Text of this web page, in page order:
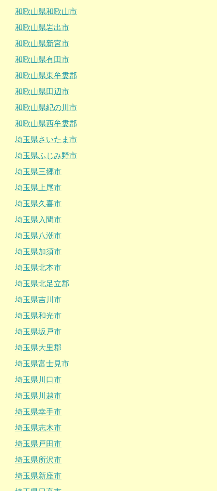
和歌山県和歌山市
和歌山県岩出市
和歌山県新宮市
和歌山県有田市
和歌山県東牟婁郡
和歌山県田辺市
和歌山県紀の川市
和歌山県西牟婁郡
埼玉県さいたま市
埼玉県ふじみ野市
埼玉県三郷市
埼玉県上尾市
埼玉県久喜市
埼玉県入間市
埼玉県八潮市
埼玉県加須市
埼玉県北本市
埼玉県北足立郡
埼玉県吉川市
埼玉県和光市
埼玉県坂戸市
埼玉県大里郡
埼玉県富士見市
埼玉県川口市
埼玉県川越市
埼玉県幸手市
埼玉県志木市
埼玉県戸田市
埼玉県所沢市
埼玉県新座市